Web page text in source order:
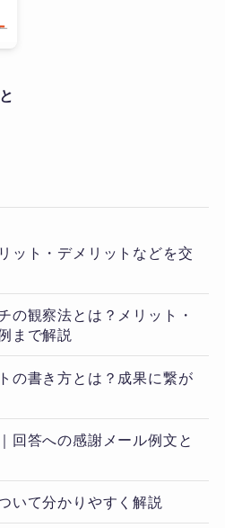
ット・デメリットなどを交
の観察法とは？メリット・
まで解説
の書き方とは？成果に繋が
回答への感謝メール例文と
いて分かりやすく解説